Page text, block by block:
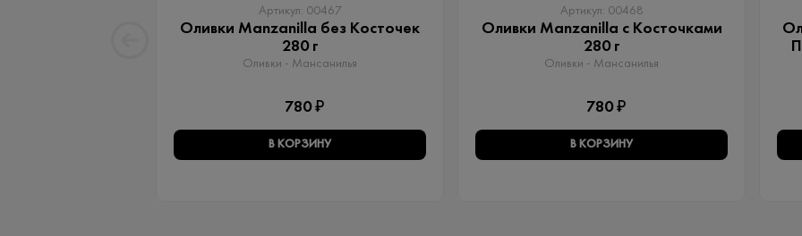
Артикул: 00467
Оливки Manzanilla без Косточек
280 г
Оливки - Мансанилья
780 ₽
В КОРЗИНУ
Артикул: 00468
Оливки Manzanilla с Косточками
280 г
Оливки - Мансанилья
780 ₽
В КОРЗИНУ